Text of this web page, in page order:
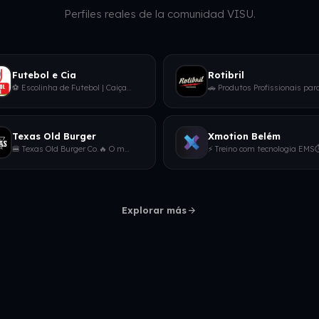
Perfiles reales de la comunidad VISU.
Futebol e Cia
⚽ Escolinha de Futebol | Caiçara • Eldorado🏟️ Reserva de Quadras | Eldorado • Caiçara • Moema🏖️ Beach Sports | Futevôlei
Rotibril
Texas Old Burger
🍔 Texas Old Burger Co.🔥 O melhor hambúrguer da região está aqui!!📍 Rua Luís Parzianelo, 133, Fraron, Pato Branco - PR👇 F
Xmotion Belém
Explorar másarrow_forward